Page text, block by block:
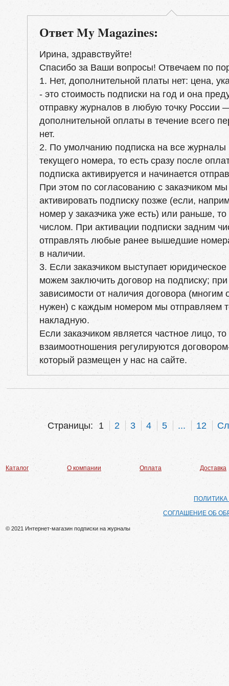
Ответ My Magazines:
Ирина, здравствуйте!
Спасибо за Ваши вопросы! Отвечаем по
1. Нет, дополнительной платы нет: цена,
- это стоимость подписки на год и она
отправку журналов в любую точку России
дополнительной оплаты в течение всего
нет.
2. По умолчанию подписка на все журналы
текущего номера, то есть сразу после
подписка активируется и начинается
При этом по согласованию с заказчиком
активировать подписку позже (если,
номер у заказчика уже есть) или раньше,
числом. При активации подписки задним
отправлять любые ранее вышедшие
в наличии.
3. Если заказчиком выступает
можем заключить договор на подписку;
зависимости от наличия договора (многим
нужен) с каждым номером мы отправляем
накладную.
Если заказчиком является частное лицо, то
взаимоотношения регулируются
который размещен у нас на сайте.
Страницы: 1 2 3 4 5 ... 12
Каталог О компании Оплата Доставка
СОГЛАШЕНИЕ ОБ
© 2021 Интернет-магазин подписки на журналы